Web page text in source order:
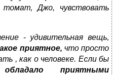
Джо, чувствовать
- удивительная вещь,
приятное, что просто
, как о человеке. Если бы
приятными